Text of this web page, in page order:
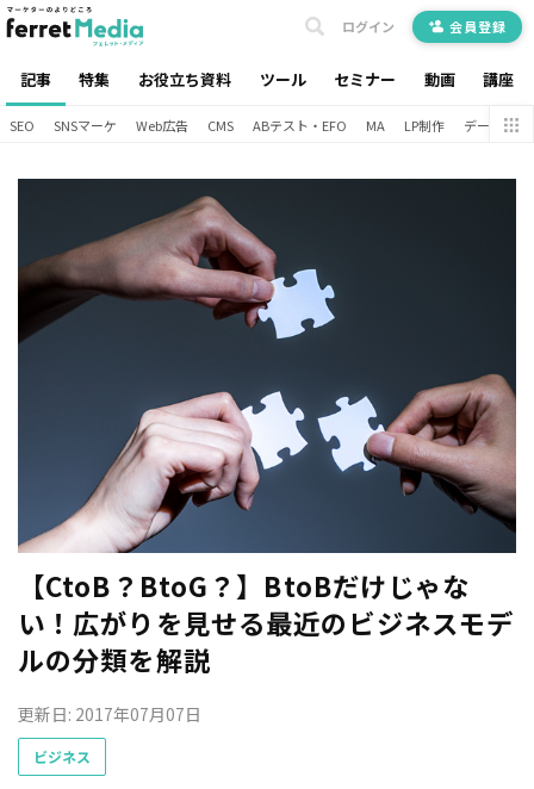
記事 特集 お役立ち資料 ツール セミナー 動画 講座
ログイン 会員登録
SEO SNSマーケ Web広告 CMS ABテスト・EFO MA LP制作 データ分析
【CtoB？BtoG？】BtoBだけじゃな
い！広がりを見せる最近のビジネスモデ
ルの分類を解説
更新日: 2017年07月07日
ビジネス